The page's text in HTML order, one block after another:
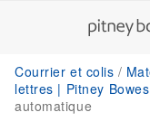
Courrier et colis
lettres | Pitney Bowes
automatique